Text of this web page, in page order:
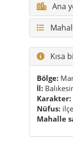
Ana
Kısa
Bölge:
İl: Balıkesir
Karakter:
Nüfus:
Mahalle